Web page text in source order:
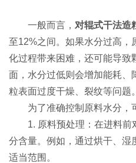
一般而言， 对辊式干法造
至12%之间。如果水分过高，
化过程带来困难，还可能导致
面，水分过低则会增加能耗、
粒表面过度干燥、裂纹等问题。
为了准确控制原料水分，
1. 原料预处理：在进料前
分含量。例如，通过烘干、湿
适当范围。